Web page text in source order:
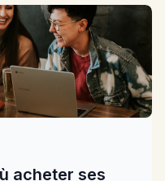
acheter ses